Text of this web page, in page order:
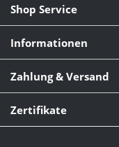
Shop Service
Informationen
Zahlung & Versand
Zertifikate